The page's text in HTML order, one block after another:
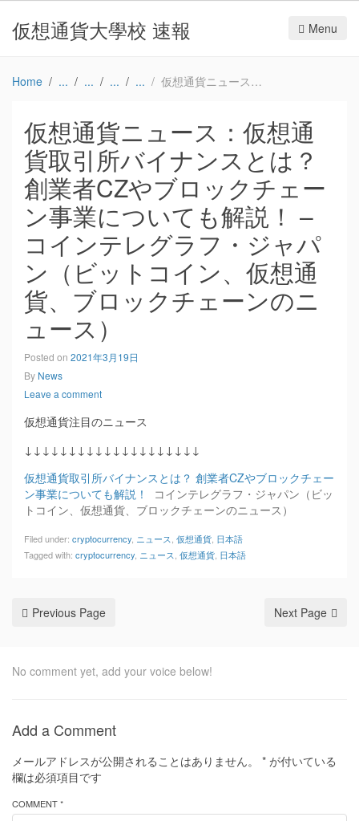
仮想通貨大學校 速報 Menu
Home 仮想通貨ニュース：仮想通貨取引所バイナンスとは？ 創業者CZやブロックチェーン事業についても解説！ – コインテレグラフ・ジャパン（ビットコイン、仮想通貨、ブロックチェーンのニュース）
仮想通貨ニュース：仮想通
貨取引所バイナンスとは？
創業者CZやブロックチェー
ン事業についても解説！ –
コインテレグラフ・ジャパ
ン（ビットコイン、仮想通
貨、ブロックチェーンのニ
ュース）
Posted on 2021年3月19日
By News
Leave a comment
仮想通貨注目のニュース
↓↓↓↓↓↓↓↓↓↓↓↓↓↓↓↓↓↓↓↓
仮想通貨取引所バイナンスとは？ 創業者CZやブロックチェー
ン事業についても解説！
コインテレグラフ・ジャパン（ビッ
トコイン、仮想通貨、ブロックチェーンのニュース）
Filed under: cryptocurrency ニュース 仮想通貨 日本語
Tagged with: cryptocurrency ニュース 仮想通貨 日本語
Previous Page Next Page
No comment yet, add your voice below!
Add a Comment
メールアドレスが公開されることはありません。 * が付いている
欄は必須項目です
COMMENT *